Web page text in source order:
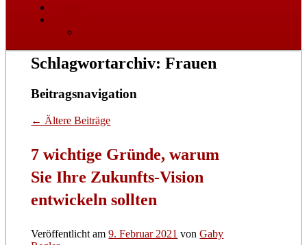
Schlagwortarchiv:Frauen
Beitragsnavigation
← Ältere Beiträge
7 wichtige Gründe, warum
Sie Ihre Zukunfts-Vision
entwickeln sollten
Veröffentlicht am9. Februar 2021 vonGaby